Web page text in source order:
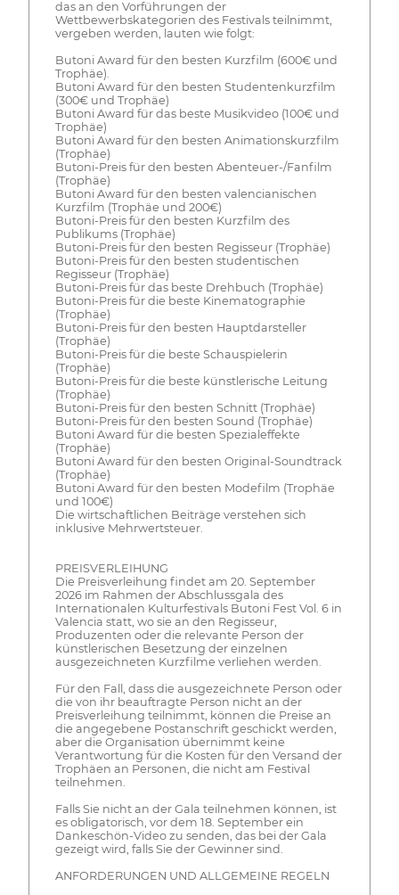
das an den Vorführungen der
Wettbewerbskategorien des Festivals teilnimmt,
vergeben werden, lauten wie folgt:
Butoni Award für den besten Kurzfilm (600€ und
Trophäe).
Butoni Award für den besten Studentenkurzfilm
(300€ und Trophäe)
Butoni Award für das beste Musikvideo (100€ und
Trophäe)
Butoni Award für den besten Animationskurzfilm
(Trophäe)
Butoni-Preis für den besten Abenteuer-/Fanfilm
(Trophäe)
Butoni Award für den besten valencianischen
Kurzfilm (Trophäe und 200€)
Butoni-Preis für den besten Kurzfilm des
Publikums (Trophäe)
Butoni-Preis für den besten Regisseur (Trophäe)
Butoni-Preis für den besten studentischen
Regisseur (Trophäe)
Butoni-Preis für das beste Drehbuch (Trophäe)
Butoni-Preis für die beste Kinematographie
(Trophäe)
Butoni-Preis für den besten Hauptdarsteller
(Trophäe)
Butoni-Preis für die beste Schauspielerin
(Trophäe)
Butoni-Preis für die beste künstlerische Leitung
(Trophäe)
Butoni-Preis für den besten Schnitt (Trophäe)
Butoni-Preis für den besten Sound (Trophäe)
Butoni Award für die besten Spezialeffekte
(Trophäe)
Butoni Award für den besten Original-Soundtrack
(Trophäe)
Butoni Award für den besten Modefilm (Trophäe
und 100€)
Die wirtschaftlichen Beiträge verstehen sich
inklusive Mehrwertsteuer.
PREISVERLEIHUNG
Die Preisverleihung findet am 20. September
2026 im Rahmen der Abschlussgala des
Internationalen Kulturfestivals Butoni Fest Vol. 6 in
Valencia statt, wo sie an den Regisseur,
Produzenten oder die relevante Person der
künstlerischen Besetzung der einzelnen
ausgezeichneten Kurzfilme verliehen werden.
Für den Fall, dass die ausgezeichnete Person oder
die von ihr beauftragte Person nicht an der
Preisverleihung teilnimmt, können die Preise an
die angegebene Postanschrift geschickt werden,
aber die Organisation übernimmt keine
Verantwortung für die Kosten für den Versand der
Trophäen an Personen, die nicht am Festival
teilnehmen.
Falls Sie nicht an der Gala teilnehmen können, ist
es obligatorisch, vor dem 18. September ein
Dankeschön-Video zu senden, das bei der Gala
gezeigt wird, falls Sie der Gewinner sind.
ANFORDERUNGEN UND ALLGEMEINE REGELN